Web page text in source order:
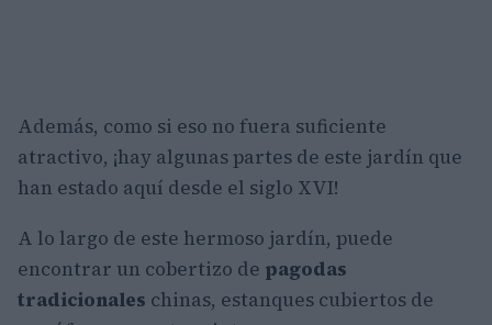
Además, como si eso no fuera suficiente
atractivo, ¡hay algunas partes de este jardín que
han estado aquí desde el siglo XVI!
A lo largo de este hermoso jardín, puede
encontrar un cobertizo de pagodas
tradicionales chinas, estanques cubiertos de